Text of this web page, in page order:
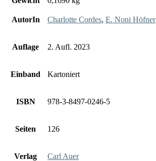
AutorIn Charlotte Cordes, E. Noni Höfner
Auflage 2. Aufl. 2023
Einband Kartoniert
ISBN 978-3-8497-0246-5
Seiten 126
Verlag Carl Auer